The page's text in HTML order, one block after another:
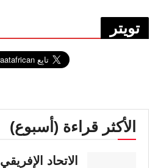
تويتر
الأكثر قراءة (أسبوع)
الاتحاد